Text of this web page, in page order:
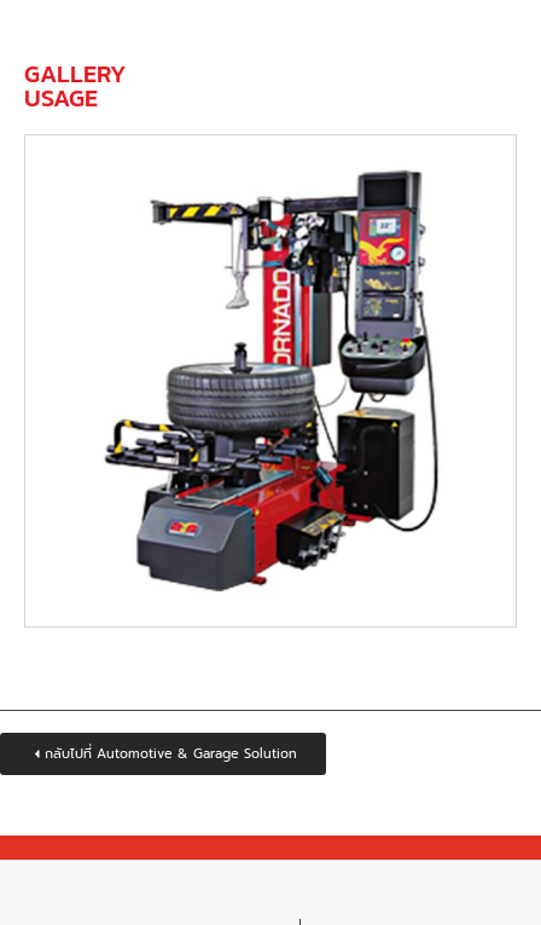
GALLERY
USAGE
กลับไปที่ Automotive & Garage Solution